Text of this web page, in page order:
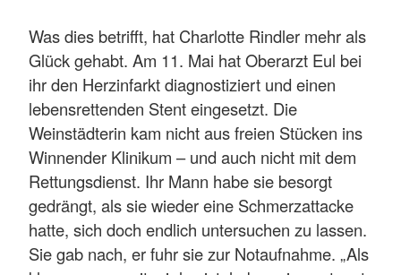
Was dies betrifft, hat Charlotte Rindler mehr als
Glück gehabt. Am 11. Mai hat Oberarzt Eul bei
ihr den Herzinfarkt diagnostiziert und einen
lebensrettenden Stent eingesetzt. Die
Weinstädterin kam nicht aus freien Stücken ins
Winnender Klinikum – und auch nicht mit dem
Rettungsdienst. Ihr Mann habe sie besorgt
gedrängt, als sie wieder eine Schmerzattacke
hatte, sich doch endlich untersuchen zu lassen.
Sie gab nach, er fuhr sie zur Notaufnahme. „Als